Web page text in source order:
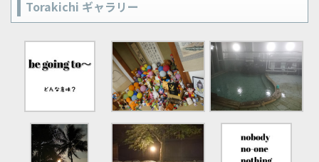
Torakichi ギャラリー